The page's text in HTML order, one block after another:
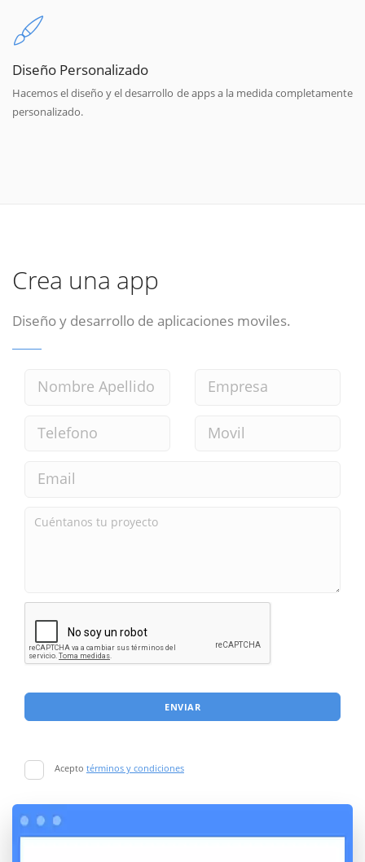
Diseño Personalizado
Hacemos el diseño y el desarrollo de apps a la medida completamente
personalizado.
Crea una app
Diseño y desarrollo de aplicaciones moviles.
ENVIAR
Acepto términos y condiciones